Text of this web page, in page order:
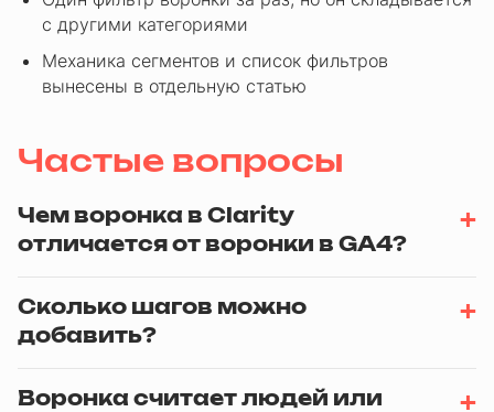
с другими категориями
Механика сегментов и список фильтров
вынесены в отдельную статью
Частые вопросы
Чем воронка в Clarity
отличается от воронки в GA4?
Сколько шагов можно
добавить?
Воронка считает людей или